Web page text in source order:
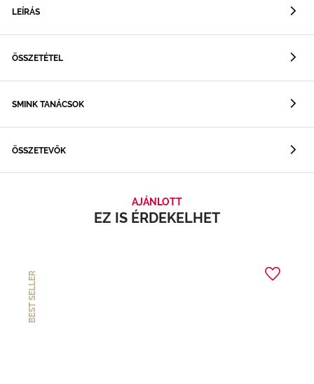
LEÍRÁS
ÖSSZETÉTEL
SMINK TANÁCSOK
ÖSSZETEVŐK
AJÁNLOTT
EZ IS ÉRDEKELHET
BEST SELLER